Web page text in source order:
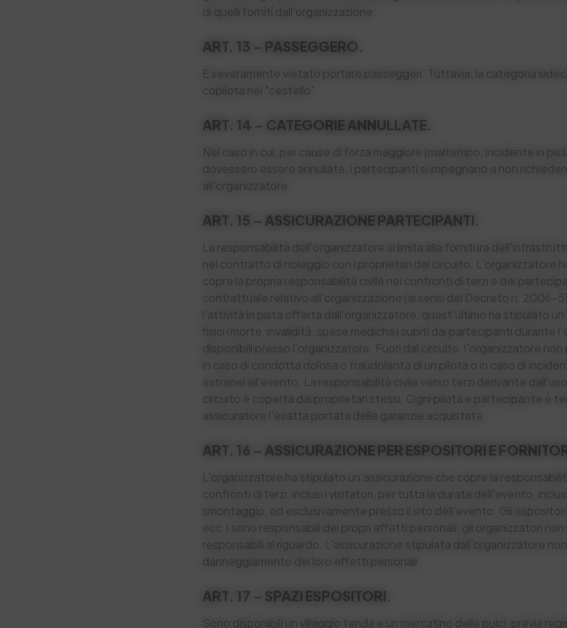
di quelli forniti dall'organizzazione.
ART. 13 – PASSEGGERO.
È severamente vietato portare passeggeri. Tuttavia, la categoria
copilota nel "cestello".
ART. 14 – CATEGORIE ANNULLATE.
Nel caso in cui, per cause di forza maggiore (maltempo, incidente in
dovessero essere annullate, i partecipanti si impegnano a non
all'organizzatore.
ART. 15 – ASSICURAZIONE PARTECIPANTI.
La responsabilità dell'organizzatore si limita alla fornitura
nel contratto di noleggio con i proprietari del circuito. L'organizzatore
copre la propria responsabilità civile nei confronti di terzi e dei
contrattuale relativo all'organizzazione (ai sensi del Decreto n. 2006-
l'attività in pista offerta dall'organizzatore, quest'ultimo ha stipulato
fisici (morte, invalidità, spese mediche) subiti dai partecipanti durante
disponibili presso l'organizzatore. Fuori dal circuito, l'organizzatore
in caso di condotta dolosa o fraudolenta di un pilota o in caso di
estranei all'evento. La responsabilità civile verso terzi derivante
circuito è coperta dai proprietari stessi. Ogni pilota e partecipante è
assicuratore l'esatta portata delle garanzie acquistate.
ART. 16 – ASSICURAZIONE PER ESPOSITORI E
L'organizzatore ha stipulato un'assicurazione che copre la
confronti di terzi, inclusi i visitatori, per tutta la durata dell'evento, inclusi
smontaggio, ed esclusivamente presso il sito dell'evento. Gli
ecc.) sono responsabili dei propri effetti personali; gli organizzatori non
responsabili al riguardo. L'assicurazione stipulata dall'organizzatore
danneggiamento dei loro effetti personali.
ART. 17 – SPAZI ESPOSITORI.
Sono disponibili un villaggio tenda e un mercatino delle pulci, previa